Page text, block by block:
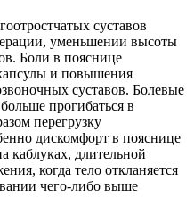
суставов
уменьшении высоты
Боли в пояснице
и повышения
суставов. Болевые
прогибаться в
перегрузку
дискомфорт в пояснице
каблуках, длительной
когда тело откланяется
чего-либо выше